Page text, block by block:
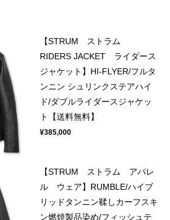
【STRUM ストラム
RIDERS JACKET ライダース
ジャケット】HI-FLYER/フルタ
ンニン シュリンクステアハイ
ド/ダブルライダースジャケッ
ト【送料無料】
¥385,000
【STRUM ストラム アパレ
ル ウェア】RUMBLE/ハイブ
リッドタンニン鞣しカーフスキ
ン燃焼製品染め/フィッシュテ